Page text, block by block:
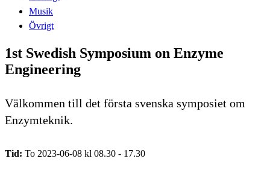
Musik
Övrigt
1st Swedish Symposium on Enzyme
Engineering
Välkommen till det första svenska symposiet om
Enzymteknik.
Tid: To 2023-06-08 kl 08.30 - 17.30